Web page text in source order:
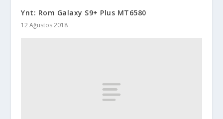
Ynt: Rom Galaxy S9+ Plus MT6580
12 Ağustos 2018